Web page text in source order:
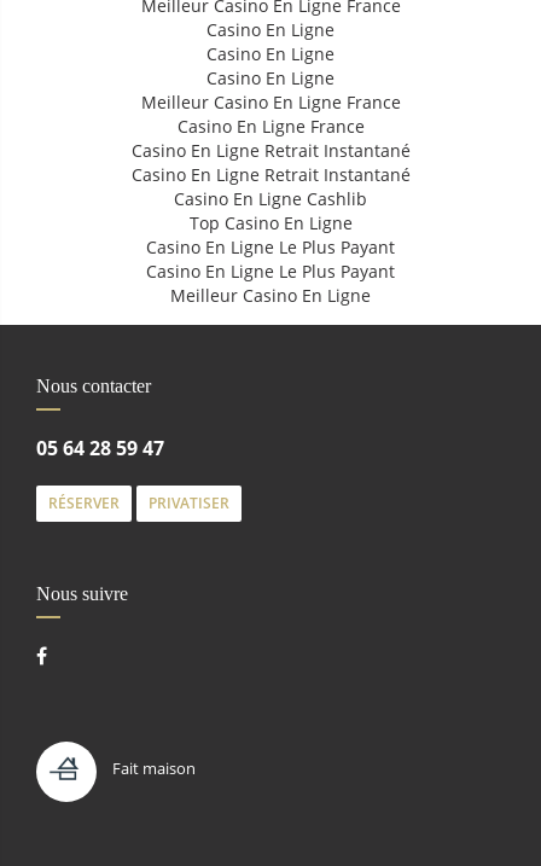
Meilleur Casino En Ligne France
Casino En Ligne
Casino En Ligne
Casino En Ligne
Meilleur Casino En Ligne France
Casino En Ligne France
Casino En Ligne Retrait Instantané
Casino En Ligne Retrait Instantané
Casino En Ligne Cashlib
Top Casino En Ligne
Casino En Ligne Le Plus Payant
Casino En Ligne Le Plus Payant
Meilleur Casino En Ligne
Nous contacter
05 64 28 59 47
RÉSERVER PRIVATISER
Nous suivre
Fait maison